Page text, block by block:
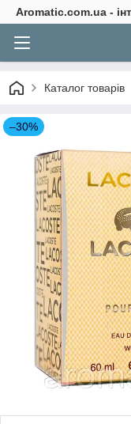
Aromatic.com.ua -
Каталог товарів
–30%